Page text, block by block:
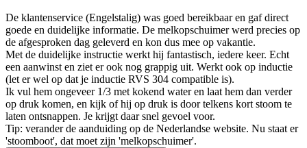
De klantenservice (Engelstalig) was goed bereikbaar en gaf direct
goede en duidelijke informatie. De melkopschuimer werd precies op
de afgesproken dag geleverd en kon dus mee op vakantie.
Met de duidelijke instructie werkt hij fantastisch, iedere keer. Echt
een aanwinst en ziet er ook nog grappig uit. Werkt ook op inductie
(let er wel op dat je inductie RVS 304 compatible is).
Ik vul hem ongeveer 1/3 met kokend water en laat hem dan verder
op druk komen, en kijk of hij op druk is door telkens kort stoom te
laten ontsnappen. Je krijgt daar snel gevoel voor.
Tip: verander de aanduiding op de Nederlandse website. Nu staat er
'stoomboot', dat moet zijn 'melkopschuimer'.